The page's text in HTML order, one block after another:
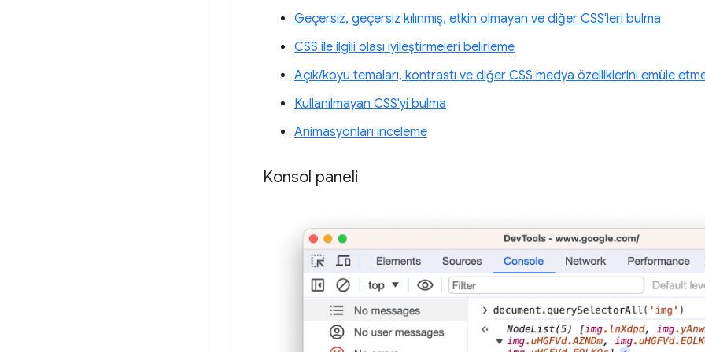
Geçersiz, geçersiz kılınmış, etkin olmayan ve diğer CSS'leri bulma
CSS ile ilgili olası iyileştirmeleri belirleme
Açık/koyu temaları, kontrastı ve diğer CSS medya özelliklerini emüle
Kullanılmayan CSS'yi bulma
Animasyonları inceleme
Konsol paneli